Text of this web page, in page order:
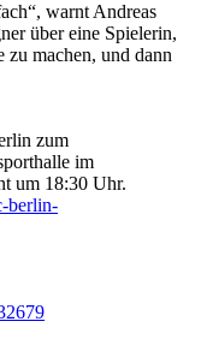
warnt Andreas
über eine Spielerin,
machen, und dann
zum
im
um 18:30 Uhr.
berlin-